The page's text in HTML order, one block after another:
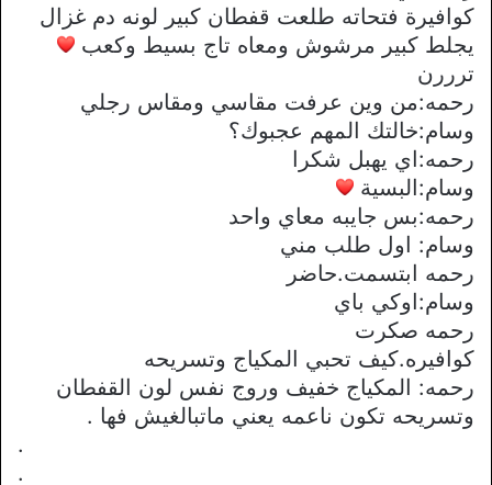
كوافيرة فتحاته طلعت قفطان كبير لونه دم غزال
يجلط كبير مرشوش ومعاه تاج بسيط وكعب
ترررن
رحمه:من وين عرفت مقاسي ومقاس رجلي
وسام:خالتك المهم عجبوك؟
رحمه:اي يهبل شكرا
وسام:البسية
رحمه:بس جايبه معاي واحد
وسام: اول طلب مني
رحمه ابتسمت.حاضر
وسام:اوكي باي
رحمه صكرت
كوافيره.كيف تحبي المكياج وتسريحه
رحمه: المكياج خفيف وروج نفس لون القفطان
وتسريحه تكون ناعمه يعني ماتبالغيش فها .
.
.